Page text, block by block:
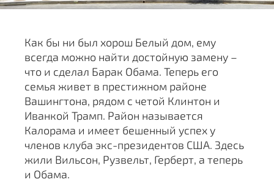
Как бы ни был хорош Белый дом, ему
всегда можно найти достойную замену –
что и сделал Барак Обама. Теперь его
семья живет в престижном районе
Вашингтона, рядом с четой Клинтон и
Иванкой Трамп. Район называется
Калорама и имеет бешенный успех у
членов клуба экс-президентов США. Здесь
жили Вильсон, Рузвельт, Герберт, а теперь
и Обама.